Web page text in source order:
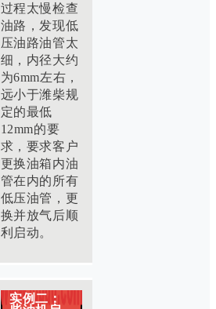
过程太慢检查
油路，发现低
压油路油管太
细，内径大约
为6mm左右，
远小于潍柴规
定的最低
12mm的要
求，要求客户
更换油箱内油
管在内的所有
低压油管，更
换并放气后顺
利启动。
实例二：